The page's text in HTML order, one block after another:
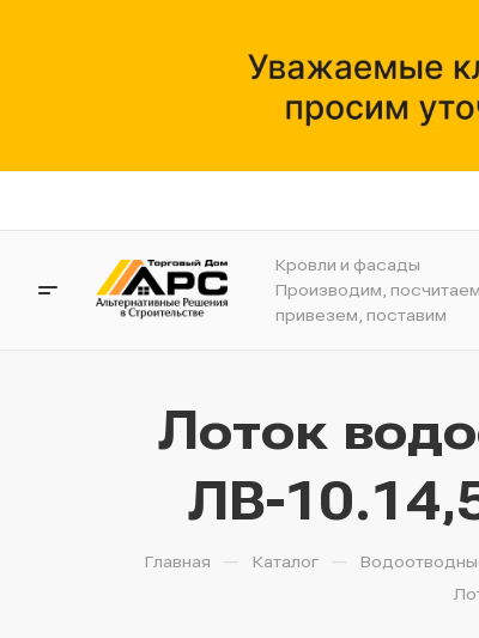
Кровли и фасады
Производим, посчитаем,
привезем, поставим
Лоток
ЛВ-
Главная — Каталог —